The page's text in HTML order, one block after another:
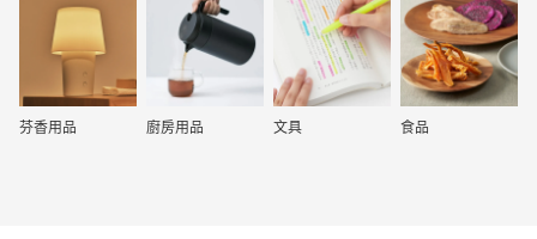
芬香用品 廚房用品 文具 食品